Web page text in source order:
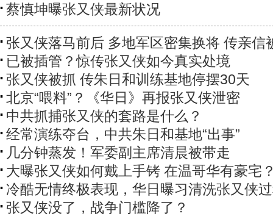
蔡慎坤曝张又侠最新状况
张又侠落马前后 多地军区密集换将 传亲信
已被插管？惊传张又侠如今真实处境
张又侠被抓 传朱日和训练基地停摆30天
北京“喂料”？《华日》再报张又侠泄密
中共抓捕张又侠的套路是什么？
经常演练夺台，中共朱日和基地“出事”
几分钟蒸发！军委副主席清晨被带走
大曝张又侠如何戴上手铐 在温哥华有豪宅
冷酷无情终极表现，华日曝习清洗张又侠
张又侠没了，战争门槛降了？